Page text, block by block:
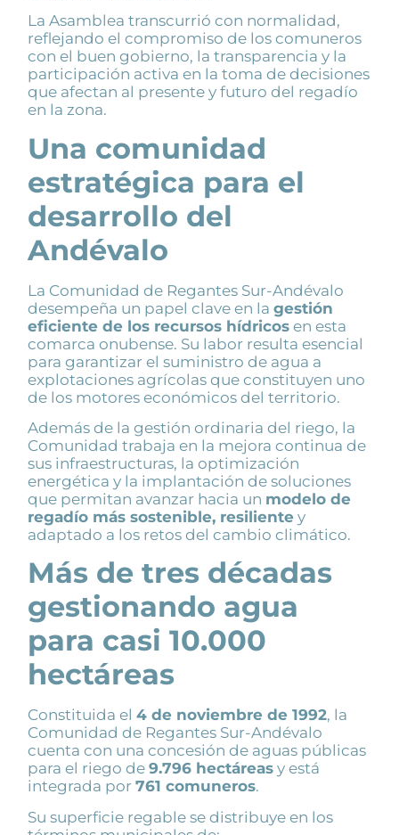
La Asamblea transcurrió con normalidad,
reflejando el compromiso de los comuneros
con el buen gobierno, la transparencia y la
participación activa en la toma de decisiones
que afectan al presente y futuro del regadío
en la zona.
Una comunidad
estratégica para el
desarrollo del
Andévalo
La Comunidad de Regantes Sur-Andévalo
desempeña un papel clave en lagestión
eficiente de los recursos hídricos en esta
comarca onubense. Su labor resulta esencial
para garantizar el suministro de agua a
explotaciones agrícolas que constituyen uno
de los motores económicos del territorio.
Además de la gestión ordinaria del riego, la
Comunidad trabaja en la mejora continua de
sus infraestructuras, la optimización
energética y la implantación de soluciones
que permitan avanzar hacia un modelo de
regadío más sostenible, resiliente y
adaptado a los retos del cambio climático.
Más de tres décadas
gestionando agua
para casi 10.000
hectáreas
Constituida el4 de noviembre de 1992, la
Comunidad de Regantes Sur-Andévalo
cuenta con una concesión de aguas públicas
para el riego de9.796 hectáreas y está
integrada por761 comuneros.
Su superficie regable se distribuye en los